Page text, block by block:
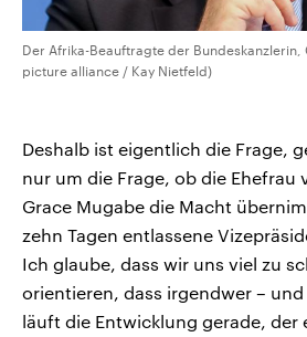
Der Afrika-Beauftragte der Bundeskanzlerin,
picture alliance / Kay Nietfeld)
Deshalb ist eigentlich die Frage,
nur um die Frage, ob die Ehefrau
Grace Mugabe die Macht
zehn Tagen entlassene
Ich glaube, dass wir uns viel zu
orientieren, dass irgendwer –
läuft die Entwicklung gerade, der